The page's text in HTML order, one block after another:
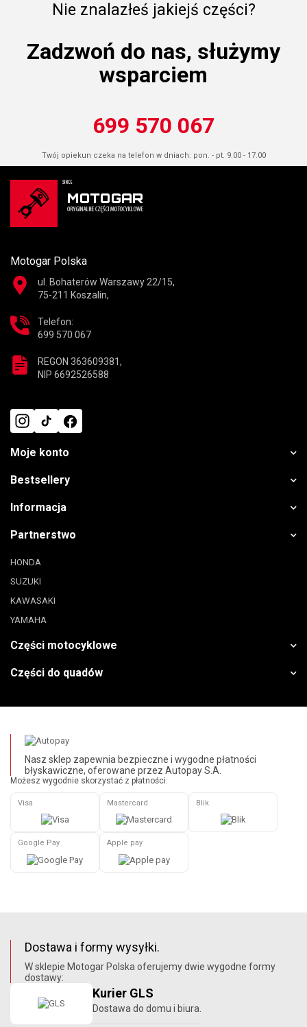
Nie znalazłeś jakiejś części?
Zadzwoń do nas, służymy
wsparciem
699 570 067
Twój opiekun czeka na telefon w dniach: pon. - pt. 9.00 - 17.00
Motogar Polska
ul. Bohaterów Warszawy 22/15,
75-211 Koszalin,
Telefon:
699 570 067
REGON 363609381,
NIP 6692526588
Moje konto
Bestsellery
Informacja
Partnerstwo
HONDA
SUZUKI
KAWASAKI
YAMAHA
Części motocyklowe
Części do quadów
Nasz sklep zapewnia bezpieczne i wygodne płatności
błyskawiczne, oferowane przez Autopay S.A.
Możesz wygodnie skorzystać z płatności:
Visa Mastercard Blik
Google Pay Apple pay
Dostawa i formy wysyłki.
W sklepie Motogar Polska oferujemy dwie wygodne formy
dostawy:
Kurier GLS
Dostawa do domu i biura.